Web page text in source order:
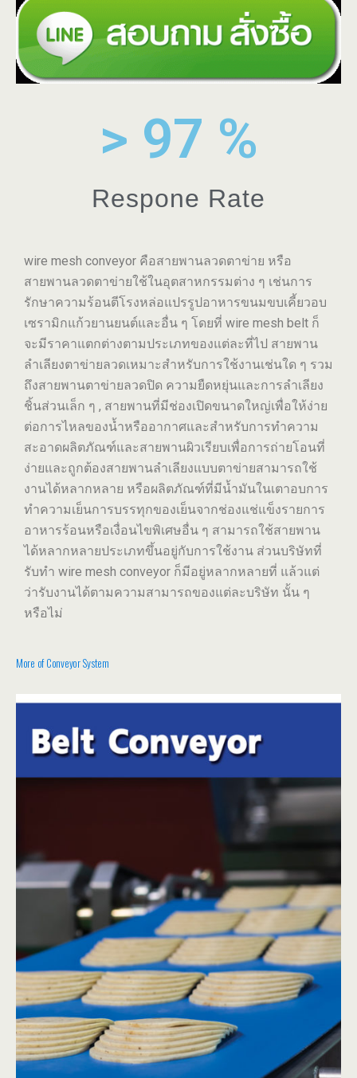
> 97 %
Respone Rate
wire mesh conveyor คือสายพานลวดตาข่าย หรือ
สายพานลวดตาข่ายใช้ในอุตสาหกรรมต่าง ๆ เช่นการ
รักษาความร้อนตีโรงหล่อแปรรูปอาหารขนมขบเคี้ยวอบ
เซรามิกแก้วยานยนต์และอื่น ๆ โดยที่ wire mesh belt ก็
จะมีราคาแตกต่างตามประเภทของแต่ละที่ไป สายพาน
ลำเลียงตาข่ายลวดเหมาะสำหรับการใช้งานเช่นใด ๆ รวม
ถึงสายพานตาข่ายลวดปิด ความยืดหยุ่นและการลำเลียง
ชิ้นส่วนเล็ก ๆ , สายพานที่มีช่องเปิดขนาดใหญ่เพื่อให้ง่าย
ต่อการไหลของน้ำหรืออากาศและสำหรับการทำความ
สะอาดผลิตภัณฑ์และสายพานผิวเรียบเพื่อการถ่ายโอนที่
ง่ายและถูกต้องสายพานลำเลียงแบบตาข่ายสามารถใช้
งานได้หลากหลาย หรือผลิตภัณฑ์ที่มีน้ำมันในเตาอบการ
ทำความเย็นการบรรทุกของเย็นจากช่องแช่แข็งรายการ
อาหารร้อนหรือเงื่อนไขพิเศษอื่น ๆ สามารถใช้สายพาน
ได้หลากหลายประเภทขึ้นอยู่กับการใช้งาน ส่วนบริษัทที่
รับทำ wire mesh conveyor ก็มีอยู่หลากหลายที่ แล้วแต่
ว่ารับงานได้ตามความสามารถของแต่ละบริษัท นั้น ๆ
หรือไม่
More of Conveyor System